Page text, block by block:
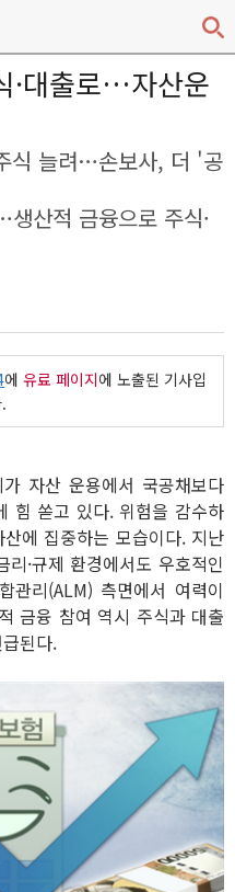
·대출로…자산운
식 늘려…손보사, 더 '공
산적 금융으로 주식·
에 유료 페이지에 노출된 기사입
자산 운용에서 국공채보다
힘 쏟고 있다. 위험을 감수하
에 집중하는 모습이다. 지난
·규제 환경에서도 우호적인
관리(ALM) 측면에서 여력이
금융 참여 역시 주식과 대출
된다.